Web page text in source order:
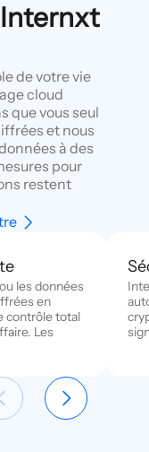
de votre vie
cloud
que vous seul
et nous
à des
pour
restent
les données
en
contrôle total
Les